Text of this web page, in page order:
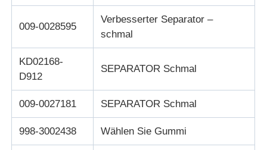
Pos-Maschine
Ersatzteile für Geldautomaten
Münzrecycler
009-0028595
Verbesserter Separator –
schmal
KD02168-
D912
SEPARATOR Schmal
009-0027181 SEPARATOR Schmal
998-3002438 Wählen Sie Gummi